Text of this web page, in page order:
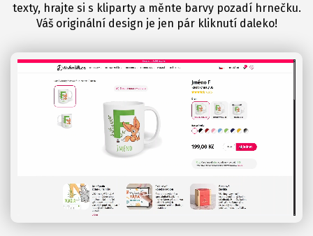
texty, hrajte si s kliparty a měnte barvy pozadí hrnečku.
Váš originální design je jen pár kliknutí daleko!